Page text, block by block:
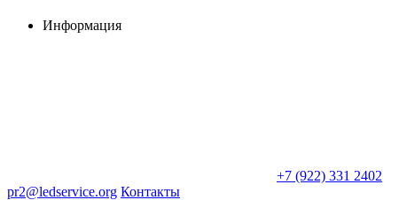
Информация
+7 (922) 331 2402
pr2@ledservice.org Контакты